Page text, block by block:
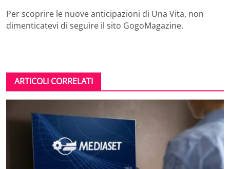
Per scoprire le nuove anticipazioni di Una Vita, non
dimenticatevi di seguire il sito GogoMagazine.
ARTICOLI CORRELATI